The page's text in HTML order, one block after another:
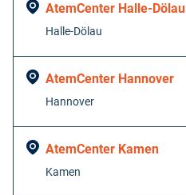
AtemCenter Halle-Dölau
Halle-Dölau
AtemCenter Hannover
Hannover
AtemCenter Kamen
Kamen